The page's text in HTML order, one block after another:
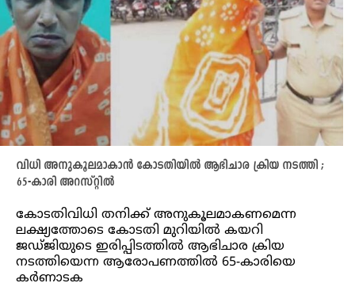
വിധി അനുകൂലമാകാൻ കോടതിയിൽ ആഭിചാര ക്രിയ നടത്തി ;
65-കാരി അറസ്റ്റിൽ
കോടതിവിധി തനിക്ക് അനുകൂലമാകണമെന്ന
ലക്ഷ്യത്തോടെ കോടതി മുറിയിൽ കയറി
ജഡ്ജിയുടെ ഇരിപ്പിടത്തിൽ ആഭിചാര ക്രിയ
നടത്തിയെന്ന ആരോപണത്തിൽ 65-കാരിയെ
കർണാടക